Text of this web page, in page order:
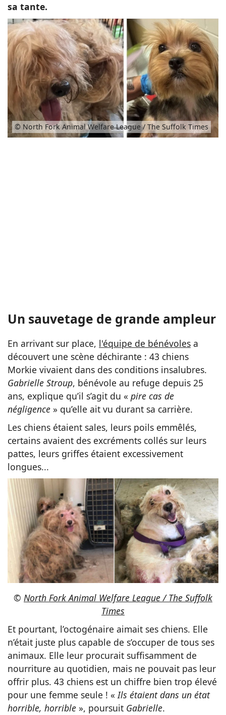
sa tante.
© North Fork Animal Welfare League / The Suffolk Times
Un sauvetage de grande ampleur
En arrivant sur place, l'équipe de bénévoles a
découvert une scène déchirante : 43 chiens
Morkie vivaient dans des conditions insalubres.
Gabrielle Stroup, bénévole au refuge depuis 25
ans, explique qu’il s’agit du « pire cas de
négligence » qu’elle ait vu durant sa carrière.
Les chiens étaient sales, leurs poils emmêlés,
certains avaient des excréments collés sur leurs
pattes, leurs griffes étaient excessivement
longues...
© North Fork Animal Welfare League / The Suffolk
Times
Et pourtant, l’octogénaire aimait ses chiens. Elle
n’était juste plus capable de s’occuper de tous ses
animaux. Elle leur procurait suffisamment de
nourriture au quotidien, mais ne pouvait pas leur
offrir plus. 43 chiens est un chiffre bien trop élevé
pour une femme seule ! «Ils étaient dans un état
horrible, horrible », poursuit Gabrielle.